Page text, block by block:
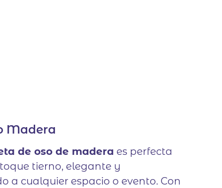
Madera
de oso de madera es perfecta
tierno, elegante y
a cualquier espacio o evento. Con